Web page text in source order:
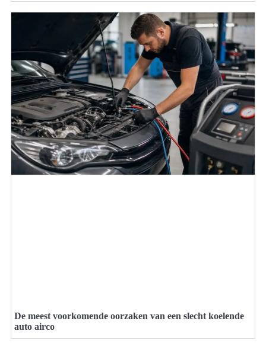
De meest voorkomende oorzaken van een slecht koelende
auto airco